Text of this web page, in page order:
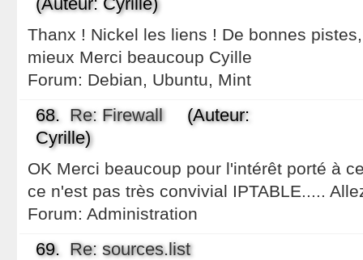
Thanx ! Nickel les liens ! De bonnes
mieux Merci beaucoup Cyille
Forum: Debian, Ubuntu, Mint
68. Re: Firewall(Auteur:
Cyrille)
OK Merci beaucoup pour l'intérêt porté à
ce n'est pas très convivial IPTABLE.....
Forum: Administration
69. Re: sources.list